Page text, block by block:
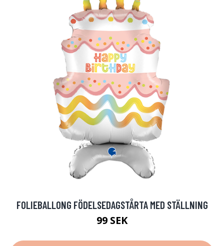
FOLIEBALLONG FÖDELSEDAGSTÅRTA MED STÄLLNING
99 SEK